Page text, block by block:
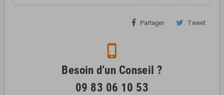
Partager Tweet
phone_iphone
Besoin d'un Conseil ?
09 83 06 10 53